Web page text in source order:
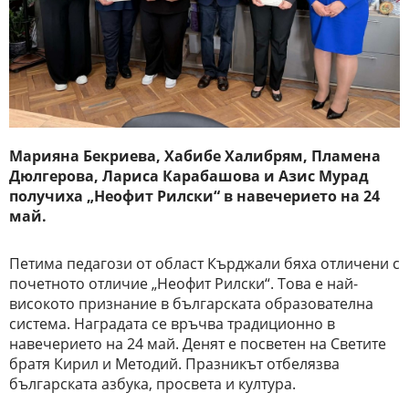
Марияна Бекриева, Хабибе Халибрям, Пламена
Дюлгерова, Лариса Карабашова и Азис Мурад
получиха „Неофит Рилски“ в навечерието на 24
май.
Петима педагози от област Кърджали бяха отличени с
почетното отличие „Неофит Рилски“. Това е най-
високото признание в българската образователна
система. Наградата се връчва традиционно в
навечерието на 24 май. Денят е посветен на Светите
братя Кирил и Методий. Празникът отбелязва
българската азбука, просвета и култура.